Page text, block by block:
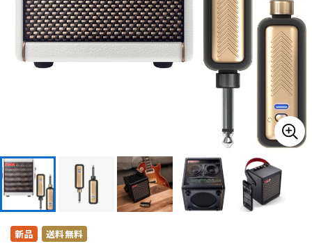
管楽器 その他楽器
アンプ エフェクター
DTM オンライン納品 レコーディング機器
配信/ライブ機器 楽器アクセサリ
新品 送料無料